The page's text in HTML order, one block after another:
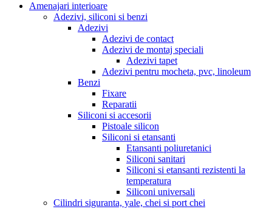
Amenajari interioare
Adezivi, siliconi si benzi
Adezivi
Adezivi de contact
Adezivi de montaj speciali
Adezivi tapet
Adezivi pentru mocheta, pvc, linoleum
Benzi
Fixare
Reparatii
Siliconi si accesorii
Pistoale silicon
Siliconi si etansanti
Etansanti poliuretanici
Siliconi sanitari
Siliconi si etansanti rezistenti la
temperatura
Siliconi universali
Cilindri siguranta, yale, chei si port chei